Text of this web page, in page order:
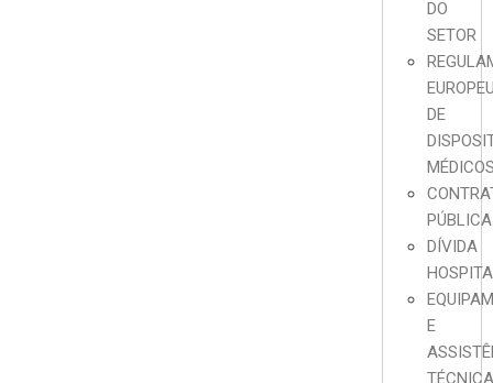
DO
SETOR
DE
PÚBLICA
DÍVIDA
E